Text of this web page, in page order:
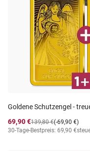
Goldene Schutzengel -
69,90 €
(-69,90 €)
139,80 €
30-Tage-Bestpreis: 69,90 €